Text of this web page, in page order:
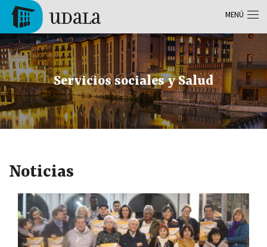
Pasar al contenido principal
Tolosa
Servicios sociales y Salud
Noticias
MENÚ